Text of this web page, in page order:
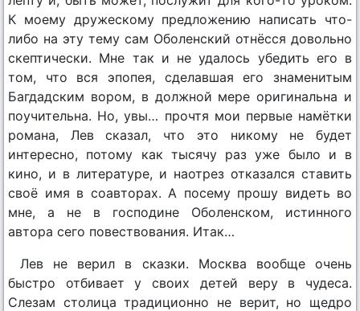
К моему дружескому предложению написать что-
либо на эту тему сам Оболенский отнёсся довольно
скептически. Мне так и не удалось убедить его в
том, что вся эпопея, сделавшая его знаменитым
Багдадским вором, в должной мере оригинальна и
поучительна. Но, увы… прочтя мои первые намётки
романа, Лев сказал, что это никому не будет
интересно, потому как тысячу раз уже было и в
кино, и в литературе, и наотрез отказался ставить
своё имя в соавторах. А посему прошу видеть во
мне, а не в господине Оболенском, истинного
автора сего повествования. Итак…
Лев не верил в сказки. Москва вообще очень
быстро отбивает у своих детей веру в чудеса.
Слезам столица традиционно не верит, но щедро